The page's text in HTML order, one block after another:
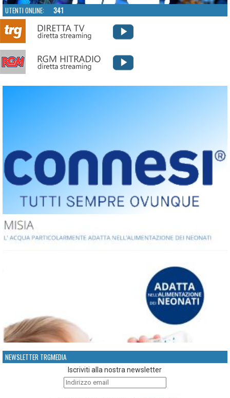
UTENTI ONLINE: 341
NEWSLETTER TRGMEDIA
Iscriviti alla nostra newsletter